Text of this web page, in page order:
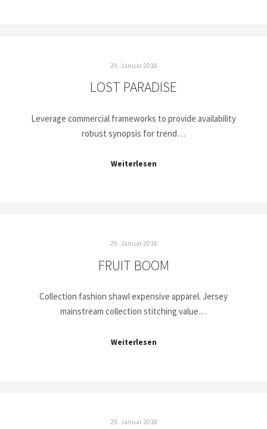
29. Januar 2018
LOST PARADISE
Leverage commercial frameworks to provide availability
robust synopsis for trend…
Weiterlesen
29. Januar 2018
FRUIT BOOM
Collection fashion shawl expensive apparel. Jersey
mainstream collection stitching value…
Weiterlesen
29. Januar 2018